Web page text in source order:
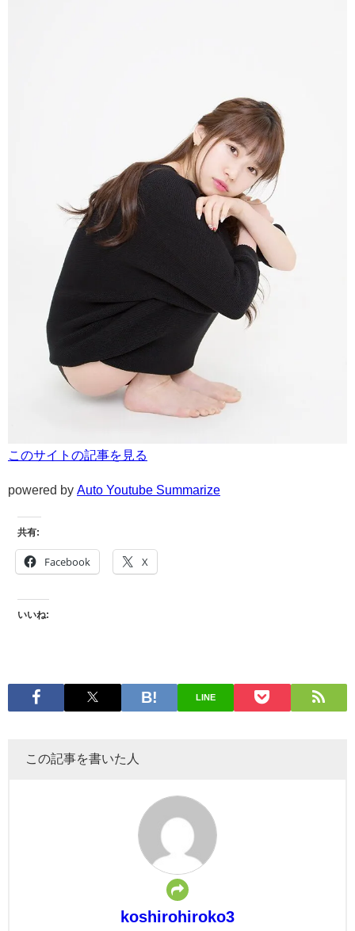
このサイトの記事を見る
powered by Auto Youtube Summarize
共有:
Facebook X
いいね:
LINE
この記事を書いた人
koshirohiroko3